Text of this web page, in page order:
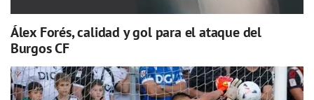
Álex Forés, calidad y gol para el ataque del
Burgos CF